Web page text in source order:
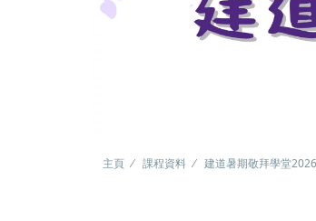
主頁 課程資料 建道暑期敬拜學堂